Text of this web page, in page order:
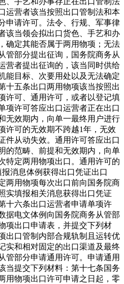
运营者该当按照出口管制法和本
申请许可。法令、行规、军事律
该当领会拟出口货色、手艺和办
确定其能否属于两用物项；无法
管部分提出征询，国务院商务从
营者提出征询的，该当同时供给
能目标、次要用处以及无法确定
十五条出口两用物项该当按照出
许可、通用许可，或者以登记填
项许可答应出口运营者正在出口
无效期内，向单一最终用户进行
许可的无效期不跨越1年，无效
件从动失效。通用许可答应出口
的范畴、前提和无效期内，向单
特定两用物项出口。通用许可的
消息体例获得出口凭证出口
两用物项每次出口前向国务院商
实填报相关消息获得出口凭证
十六条出口运营者申请单项许
据电文体例向国务院商务从管部
项出口申请表，并提交下列材
出口管制内部合规轨制且运转优
实和相对固定的出口渠道及最终
管部分申请通用许可。申请通用
当提交下列材料：第十七条国务
用物项出口许可申请之日起，零